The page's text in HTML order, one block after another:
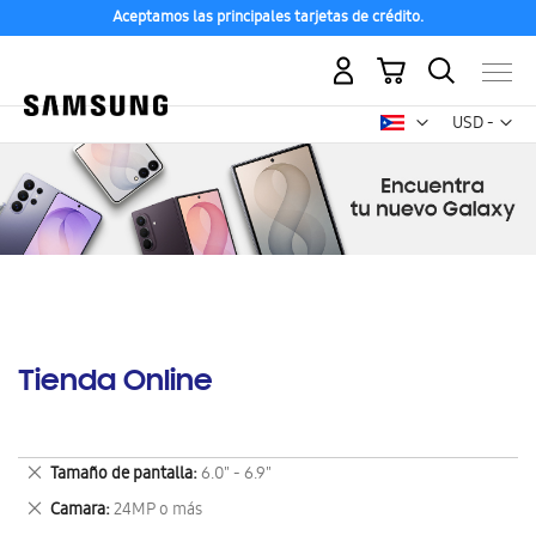
Aceptamos las principales tarjetas de crédito.
USD -
dólar
Mi carrito
Tienda Online
Tamaño de pantalla 6.0" - 6.9"
Eliminar
este
artículo
Camara 24MP o más
Eliminar